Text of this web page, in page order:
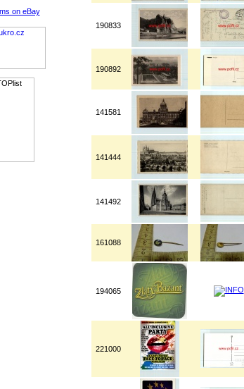
190833
190892
141581
141444
141492
161088
194065
221000